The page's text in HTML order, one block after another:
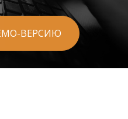
ВЕРСИЮ